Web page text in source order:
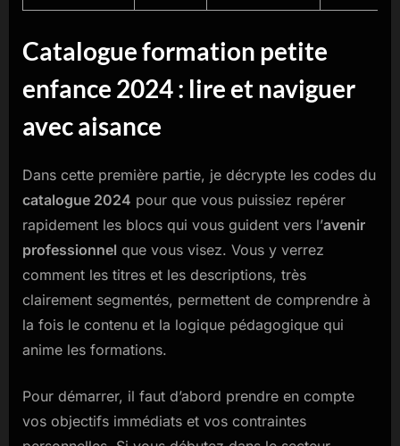
Catalogue formation petite
enfance 2024 : lire et naviguer
avec aisance
Dans cette première partie, je décrypte les codes du
catalogue 2024 pour que vous puissiez repérer
rapidement les blocs qui vous guident vers l’avenir
professionnel que vous visez. Vous y verrez
comment les titres et les descriptions, très
clairement segmentés, permettent de comprendre à
la fois le contenu et la logique pédagogique qui
anime les formations.
Pour démarrer, il faut d’abord prendre en compte
vos objectifs immédiats et vos contraintes